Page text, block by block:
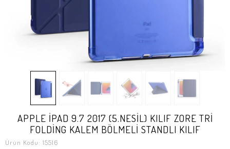
APPLE İPAD 9.7 2017 (5.NESİL) KILIF ZORE TRİ
FOLDİNG KALEM BÖLMELİ STANDLI KILIF
Ürün Kodu: 15516